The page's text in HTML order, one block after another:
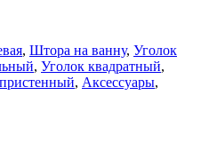
, Штора на ванну, Уголок
, Уголок квадратный,
, Аксессуары,